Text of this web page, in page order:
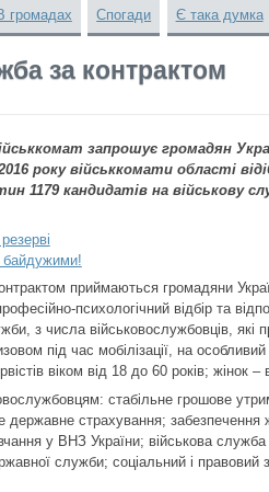
громадах Спогади Є така думка
за контрактом
запрошує громадян
року військкомати області
1179 кандидатів на військову
байдужими!
приймаються громадяни
психологічний відбір та
з числа військовослужбовців, які
під час мобілізації, на
віком від 18 до 60 років; жінок –
стабільне грошове
державне страхування;
у ВНЗ України; військова
служби; соціальний і правовий